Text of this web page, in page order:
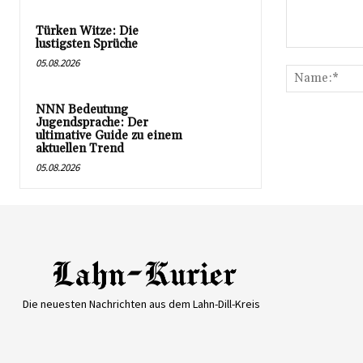
Türken Witze: Die
lustigsten Sprüche
05.08.2026
NNN Bedeutung
Jugendsprache: Der
ultimative Guide zu einem
aktuellen Trend
05.08.2026
Die neuesten Nachrichten aus dem Lahn-Dill-Kreis